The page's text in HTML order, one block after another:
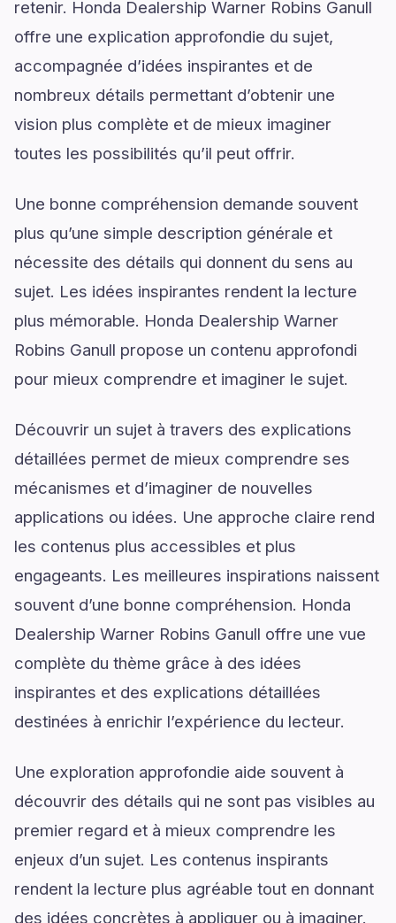
retenir. Honda Dealership Warner Robins Ganull
offre une explication approfondie du sujet,
accompagnée d’idées inspirantes et de
nombreux détails permettant d’obtenir une
vision plus complète et de mieux imaginer
toutes les possibilités qu’il peut offrir.
Une bonne compréhension demande souvent
plus qu’une simple description générale et
nécessite des détails qui donnent du sens au
sujet. Les idées inspirantes rendent la lecture
plus mémorable. Honda Dealership Warner
Robins Ganull propose un contenu approfondi
pour mieux comprendre et imaginer le sujet.
Découvrir un sujet à travers des explications
détaillées permet de mieux comprendre ses
mécanismes et d’imaginer de nouvelles
applications ou idées. Une approche claire rend
les contenus plus accessibles et plus
engageants. Les meilleures inspirations naissent
souvent d’une bonne compréhension. Honda
Dealership Warner Robins Ganull offre une vue
complète du thème grâce à des idées
inspirantes et des explications détaillées
destinées à enrichir l’expérience du lecteur.
Une exploration approfondie aide souvent à
découvrir des détails qui ne sont pas visibles au
premier regard et à mieux comprendre les
enjeux d’un sujet. Les contenus inspirants
rendent la lecture plus agréable tout en donnant
des idées concrètes à appliquer ou à imaginer.